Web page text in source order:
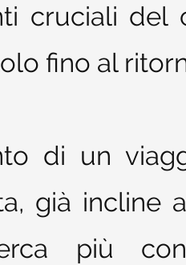
cruciali del
fino al
di un
già incline
più